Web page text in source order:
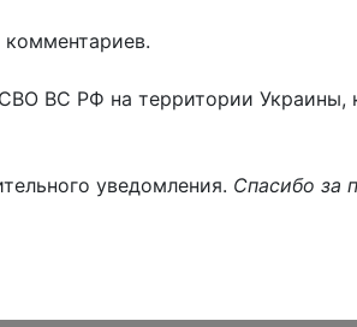
ВС РФ на территории
уведомления. Спасибо за